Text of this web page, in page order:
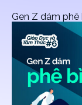
Gen Z dám phê